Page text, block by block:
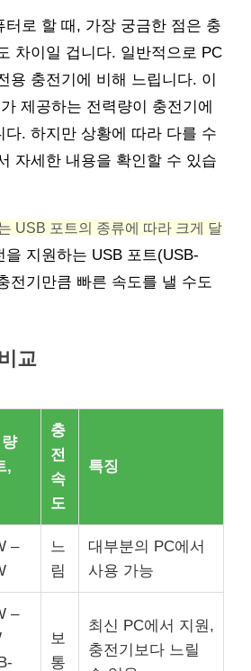
터로 할 때, 가장 궁금한 점은 충
차이일 겁니다. 일반적으로 PC
용 충전기에 비해 느립니다. 이
제공하는 전력량이 충전기에
다. 하지만 상황에 따라 다를 수
자세한 내용을 확인할 수 있습
USB 포트의 종류에 따라 크게 달
을 지원하는 USB 포트(USB-
전기만큼 빠른 속도를 낼 수도
교
,
충
전
속
도
특징
–
느
림
대부분의 PC에서
사용 가능
–
보
통
최신 PC에서 지원,
충전기보다 느릴